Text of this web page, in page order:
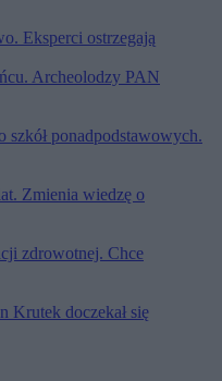
Eksperci ostrzegają
Archeolodzy PAN
szkół ponadpodstawowych.
Zmienia wiedzę o
zdrowotnej. Chce
Krutek doczekał się